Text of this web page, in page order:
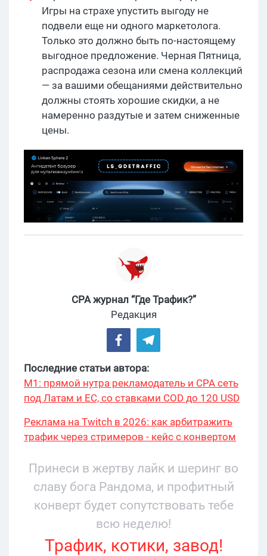
Игры на страхе упустить выгоду не
подвели еще ни одного маркетолога.
Только это должно быть по-настоящему
выгодное предложение. Черная Пятница,
распродажа сезона или смена коллекций
— за вашими обещаниями действительно
должны стоять хорошие скидки, а не
намеренно раздутые и затем сниженные
цены.
CPA журнал “Где Трафик?”
Редакция
Последние статьи автора:
М1: прямой нутра рекламодатель и CPA сеть
под Латам и ЕС, со ставками COD до 120 USD
Реклама на Twitch в 2026: как арбитражить
трафик через стримеров - кейс с конвертом
Принеси в жертву лайк и шеринг во
славу бога Рандома, и профитный
конверт будет сопутствовать тебе
всю неделю!
Трафик, котики, завод!